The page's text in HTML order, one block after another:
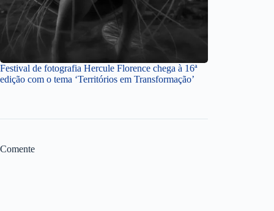
Festival de fotografia Hercule Florence chega à 16ª
edição com o tema ‘Territórios em Transformação’
Comente